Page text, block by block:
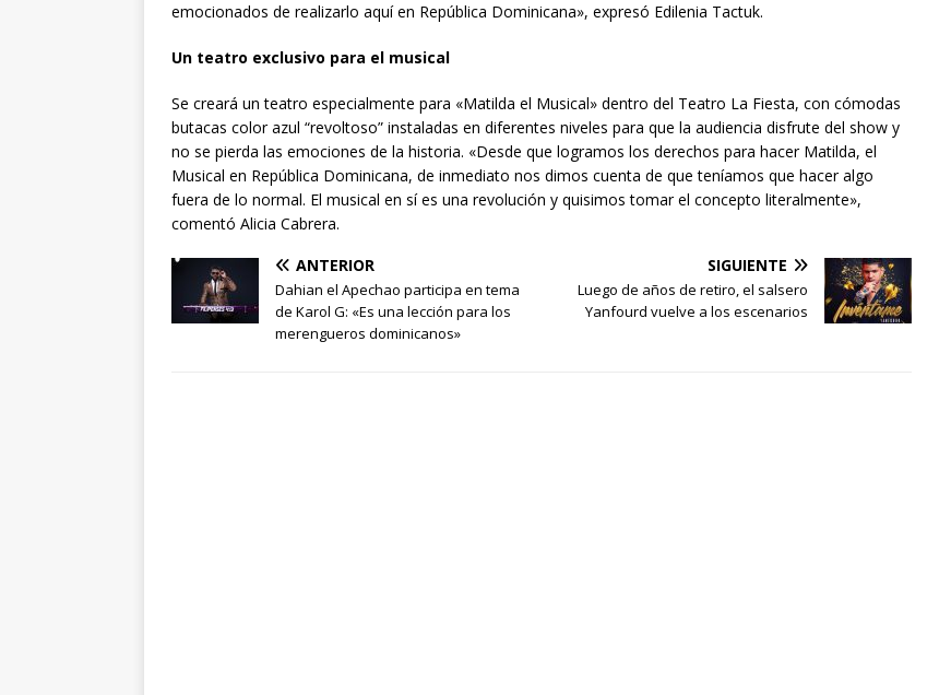
emocionados de realizarlo aquí en República Dominicana», expresó Edilenia Tactuk.
Un teatro exclusivo para el musical
Se creará un teatro especialmente para «Matilda el Musical» dentro del Teatro La Fiesta, con cómodas
butacas color azul “revoltoso” instaladas en diferentes niveles para que la audiencia disfrute del show y
no se pierda las emociones de la historia. «Desde que logramos los derechos para hacer Matilda, el
Musical en República Dominicana, de inmediato nos dimos cuenta de que teníamos que hacer algo
fuera de lo normal. El musical en sí es una revolución y quisimos tomar el concepto literalmente»,
comentó Alicia Cabrera.
ANTERIOR
Dahian el Apechao participa en tema
de Karol G: «Es una lección para los
merengueros dominicanos»
SIGUIENTE
Luego de años de retiro, el salsero
Yanfourd vuelve a los escenarios